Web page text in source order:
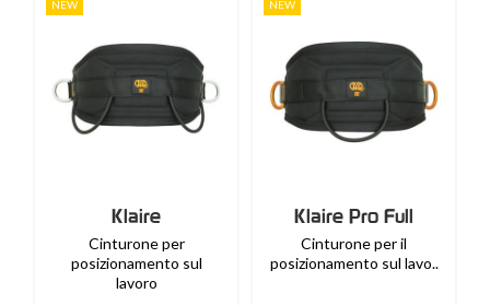
NEW
Klaire
Cinturone per
posizionamento sul
lavoro
NEW
Klaire Pro Full
Cinturone per il
posizionamento sul lavo..